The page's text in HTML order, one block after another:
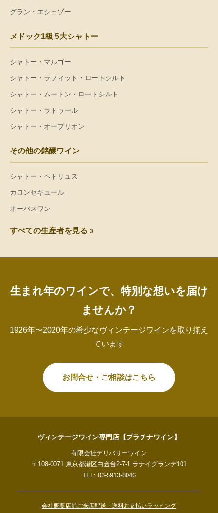
グラン・エシェゾー
メドック1級 5大シャトー
シャトー・マルゴー
シャトー・ラフィット・ロートシルト
シャトー・ムートン・ロートシルト
シャトー・ラトゥール
シャトー・オーブリオン
その他の銘醸ワイン
シャトー・ペトリュス
カロンセギュール
オーパスワン
すべての生産者を見る »
生まれ年のワインで、特別な想いを届け
ませんか？
1926年〜2020年の希少なヴィンテージワインを取り揃え
ています
お問合せ・ご相談はこちら
ヴィンテージワイン専門店【プラチナワイン】
有限会社デリバリーワイン
〒108-0071 東京都港区白金台2-7-1 ラナイグランデ101
TEL: 03-5913-8046
会社概要店舗ご来店配送・送料お支払いラッピング